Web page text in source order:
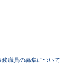
職員の募集について